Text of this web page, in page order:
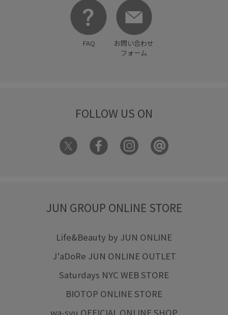
FAQ
お問い合わせ
フォーム
FOLLOW US ON
JUN GROUP ONLINE STORE
Life&Beauty by JUN ONLINE
J'aDoRe JUN ONLINE OUTLET
Saturdays NYC WEB STORE
BIOTOP ONLINE STORE
wa-syu OFFICIAL ONLINE SHOP